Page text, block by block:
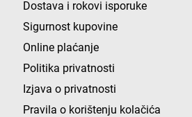
Dostava i rokovi isporuke
Sigurnost kupovine
Online plaćanje
Politika privatnosti
Izjava o privatnosti
Pravila o korištenju kolačića